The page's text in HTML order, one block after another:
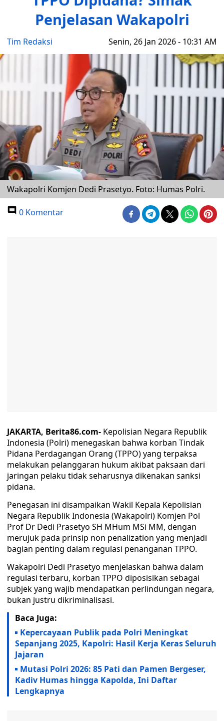
Penjelasan Wakapolri
Tim Redaksi Senin, 26 Jan 2026 - 10:31 AM
Wakapolri Komjen Dedi Prasetyo. Foto: Humas Polri.
0 Komentar
JAKARTA, Berita86.com- Kepolisian Negara Republik
Indonesia (Polri) menegaskan bahwa korban Tindak
Pidana Perdagangan Orang (TPPO) yang terpaksa
melakukan pelanggaran hukum akibat paksaan dari
jaringan pelaku tidak seharusnya dikenakan sanksi
pidana.
Penegasan ini disampaikan Wakil Kepala Kepolisian
Negara Republik Indonesia (Wakapolri) Komjen Pol
Prof Dr Dedi Prasetyo SH MHum MSi MM, dengan
merujuk pada prinsip non penalization yang menjadi
bagian penting dalam regulasi penanganan TPPO.
Wakapolri Dedi Prasetyo menjelaskan bahwa dalam
regulasi terbaru, korban TPPO diposisikan sebagai
subjek yang wajib mendapatkan perlindungan negara,
bukan justru dikriminalisasi.
Baca Juga:
Kepercayaan Publik pada Polri Meningkat
Sepanjang 2025, Kapolri: Hasil Kerja Keras Seluruh
Jajaran
Mutasi Polri 2026: 85 Pati dan Pamen Bergeser,
Kadiv Humas hingga Kapolda, Ini Daftar
Lengkapnya